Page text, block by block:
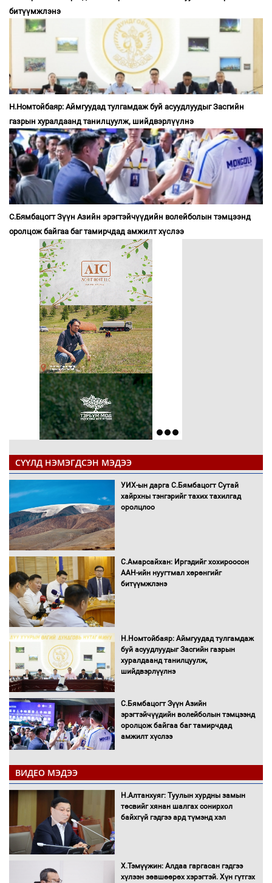
битүүмжлэнэ
Н.Номтойбаяр: Аймгуудад тулгамдаж буй асуудлуудыг Засгийн
газрын хуралдаанд танилцуулж, шийдвэрлүүлнэ
С.Бямбацогт Зүүн Азийн эрэгтэйчүүдийн волейболын тэмцээнд
оролцож байгаа баг тамирчдад амжилт хүслээ
СҮҮЛД НЭМЭГДСЭН МЭДЭЭ
УИХ-ын дарга С.Бямбацогт Сутай
хайрхны тэнгэрийг тахих тахилгад
оролцлоо
С.Амарсайхан: Иргэдийг хохироосон
ААН-ийн нуугтмал хөрөнгийг
битүүмжлэнэ
Н.Номтойбаяр: Аймгуудад тулгамдаж
буй асуудлуудыг Засгийн газрын
хуралдаанд танилцуулж,
шийдвэрлүүлнэ
С.Бямбацогт Зүүн Азийн
эрэгтэйчүүдийн волейболын тэмцээнд
оролцож байгаа баг тамирчдад
амжилт хүслээ
Автобензин, дизель түлшний онцгой
албан татварыг тэглэлээ
Санхүүгийн хэмнэлтийн горимд эрүүл
мэндийн салбар хамаарахгүй
ВИДЕО МЭДЭЭ
Н.Алтанхуяг: Туулын хурдны замын
төсвийг хянан шалгах сонирхол
байхгүй гэдгээ ард түмэнд хэл
Х.Тэмүүжин: Алдаа гаргасан гэдгээ
хүлээн зөвшөөрөх хэрэгтэй. Хүн гүтгэх